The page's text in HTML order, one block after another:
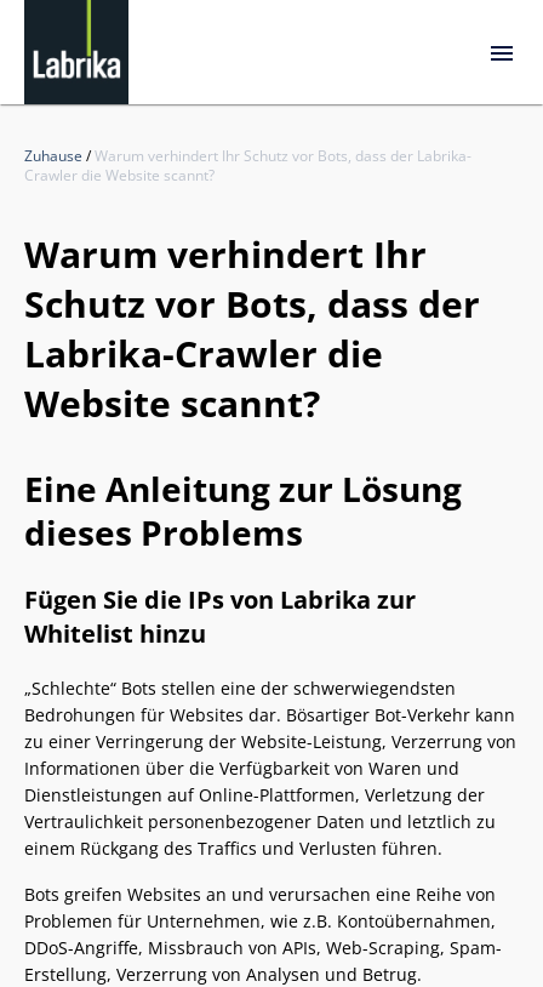
Zuhause /Warum verhindert Ihr Schutz vor Bots, dass der Labrika-
Crawler die Website scannt?
Warum verhindert Ihr
Schutz vor Bots, dass der
Labrika-Crawler die
Website scannt?
Eine Anleitung zur Lösung
dieses Problems
Fügen Sie die IPs von Labrika zur
Whitelist hinzu
„Schlechte“ Bots stellen eine der schwerwiegendsten
Bedrohungen für Websites dar. Bösartiger Bot-Verkehr kann
zu einer Verringerung der Website-Leistung, Verzerrung von
Informationen über die Verfügbarkeit von Waren und
Dienstleistungen auf Online-Plattformen, Verletzung der
Vertraulichkeit personenbezogener Daten und letztlich zu
einem Rückgang des Traffics und Verlusten führen.
Bots greifen Websites an und verursachen eine Reihe von
Problemen für Unternehmen, wie z.B. Kontoübernahmen,
DDoS-Angriffe, Missbrauch von APIs, Web-Scraping, Spam-
Erstellung, Verzerrung von Analysen und Betrug.